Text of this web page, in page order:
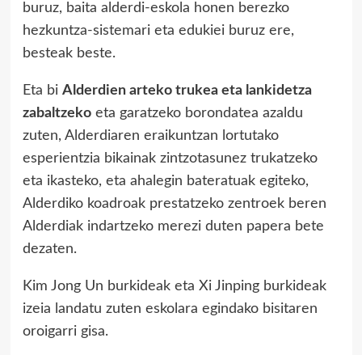
buruz, baita alderdi-eskola honen berezko
hezkuntza-sistemari eta edukiei buruz ere,
besteak beste.
Eta bi Alderdien arteko trukea eta lankidetza
zabaltzekoeta garatzeko borondatea azaldu
zuten, Alderdiaren eraikuntzan lortutako
esperientzia bikainak zintzotasunez trukatzeko
eta ikasteko, eta ahalegin bateratuak egiteko,
Alderdiko koadroak prestatzeko zentroek beren
Alderdiak indartzeko merezi duten papera bete
dezaten.
Kim Jong Un burkideak eta Xi Jinping burkideak
izeia landatu zuten eskolara egindako bisitaren
oroigarri gisa.